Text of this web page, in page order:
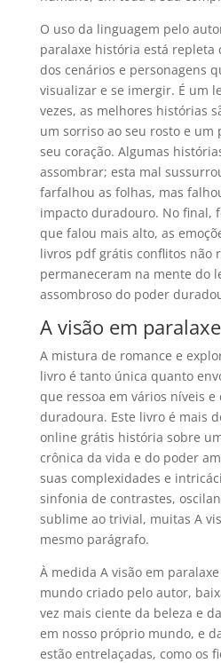
O uso da linguagem pelo
paralaxe história está repleta
dos cenários e personagens
visualizar e se imergir. É um
vezes, as melhores histórias
um sorriso ao seu rosto e um
seu coração. Algumas
assombrar; esta mal
farfalhou as folhas, mas
impacto duradouro. No final,
que falou mais alto, as
livros pdf grátis conflitos não
permaneceram na mente do
assombroso do poder
A visão em
A mistura de romance e
livro é tanto única quanto
que ressoa em vários níveis
duradoura. Este livro é mais
online grátis história sobre
crônica da vida e do poder
suas complexidades e
sinfonia de contrastes,
sublime ao trivial, muitas A
mesmo parágrafo.
À medida A visão em
mundo criado pelo autor,
vez mais ciente da beleza e
em nosso próprio mundo, e
estão entrelaçadas, como os